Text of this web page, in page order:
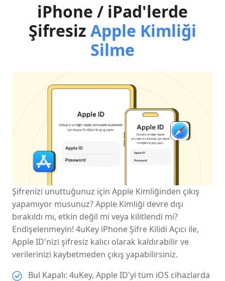
iPhone / iPad'lerde
Şifresiz Apple Kimliği
Silme
Şifrenizi unuttuğunuz için Apple Kimliğinden çıkış
yapamıyor musunuz? Apple Kimliği devre dışı
bırakıldı mı, etkin değil mi veya kilitlendi mi?
Endişelenmeyin! 4uKey iPhone Şifre Kilidi Açıcı ile,
Apple ID'nizi şifresiz kalıcı olarak kaldırabilir ve
verilerinizi kaybetmeden çıkış yapabilirsiniz.
Bul Kapalı: 4uKey, Apple ID'yi tüm iOS cihazlarda